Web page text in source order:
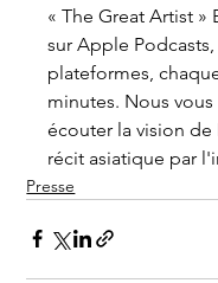
« The Great Artist »
sur Apple
plateformes,
minutes. Nous
écouter la vision
récit asiatique par
Presse